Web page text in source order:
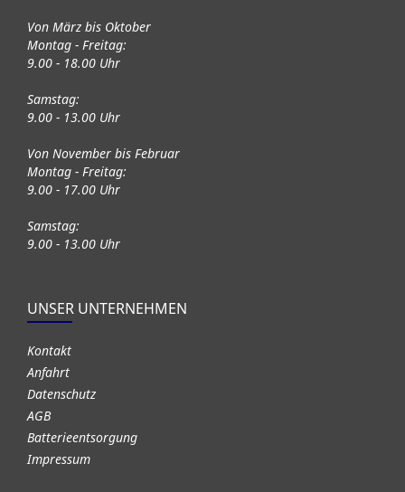
Von März bis Oktober
Montag - Freitag:
9.00 - 18.00 Uhr
Samstag:
9.00 - 13.00 Uhr
Von November bis Februar
Montag - Freitag:
9.00 - 17.00 Uhr
Samstag:
9.00 - 13.00 Uhr
UNSER UNTERNEHMEN
Kontakt
Anfahrt
Datenschutz
AGB
Batterieentsorgung
Impressum